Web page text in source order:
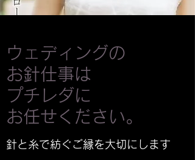
ウェディングの
お針仕事は
プチレダに
お任せください。
針と糸で紡ぐご縁を大切にします